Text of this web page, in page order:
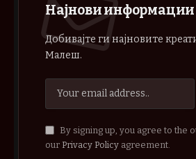
Најнови информации
Добивајте ги најновите
Малеш.
By signing up, you agree to the
our Privacy Policyagreement.